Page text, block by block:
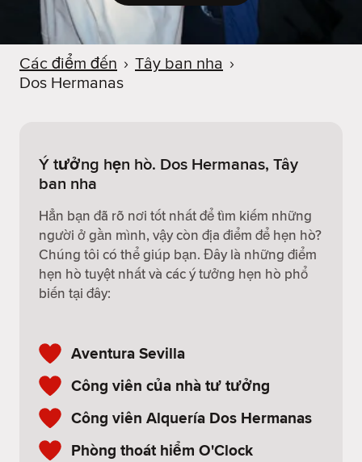
Các điểm đến › Tây ban nha ›
Dos Hermanas
Ý tưởng hẹn hò. Dos Hermanas, Tây
ban nha
Hẳn bạn đã rõ nơi tốt nhất để tìm kiếm những
người ở gần mình, vậy còn địa điểm để hẹn hò?
Chúng tôi có thể giúp bạn. Đây là những điểm
hẹn hò tuyệt nhất và các ý tưởng hẹn hò phổ
biến tại đây:
Aventura Sevilla
Công viên của nhà tư tưởng
Công viên Alquería Dos Hermanas
Phòng thoát hiểm O'Clock